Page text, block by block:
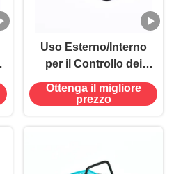
Uso Esterno/Interno
per il Controllo dei
Roditori con Materiali
Nuovi, Robusta
Ottenga il migliore
prezzo